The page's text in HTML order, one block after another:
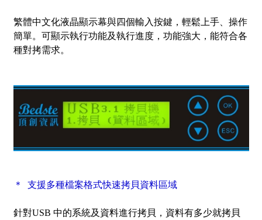
繁體中文化液晶顯示幕與四個輸入按鍵，輕鬆上手、操作
簡單。可顯示執行功能及執行進度，功能強大，能符合各
種對拷需求。
＊ 支援多種檔案格式快速拷貝資料區域
針對USB 中的系統及資料進行拷貝，資料有多少就拷貝